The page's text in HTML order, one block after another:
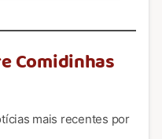
Comidinhas
mais recentes por